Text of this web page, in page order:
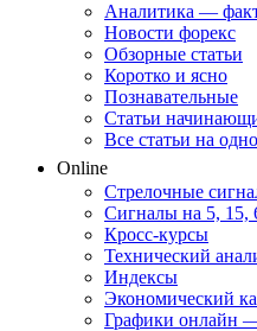
Аналитика —
Новости форекс
Обзорные статьи
Коротко и ясно
Познавательные
Статьи
Все статьи на
Online
Стрелочные
Сигналы на 5, 15,
Кросс-курсы
Технический
Индексы
Экономический
Графики онлайн